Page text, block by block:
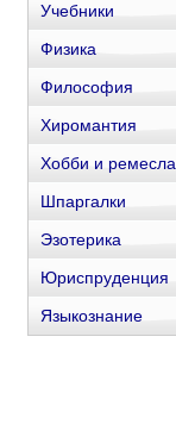
Учебники
Физика
Философия
Хиромантия
Хобби и ремесла
Шпаргалки
Эзотерика
Юриспруденция
Языкознание